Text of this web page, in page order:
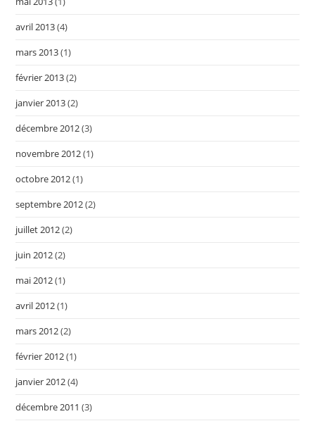
avril 2013(4)
mars 2013(1)
février 2013(2)
janvier 2013(2)
décembre 2012(3)
novembre 2012(1)
octobre 2012(1)
septembre 2012(2)
juillet 2012(2)
juin 2012(2)
mai 2012(1)
avril 2012(1)
mars 2012(2)
février 2012(1)
janvier 2012(4)
décembre 2011 (3)